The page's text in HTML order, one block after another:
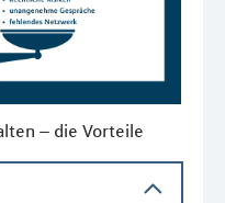
– die Vorteile